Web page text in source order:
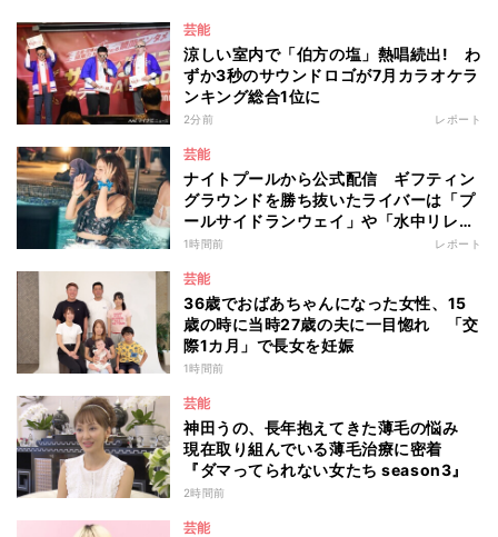
芸能
涼しい室内で「伯方の塩」熱唱続出! わ
ずか3秒のサウンドロゴが7月カラオケラ
ンキング総合1位に
2分前 レポート
芸能
ナイトプールから公式配信 ギフティン
グラウンドを勝ち抜いたライバーは「プ
ールサイドランウェイ」や「水中リレ
ー」にも参加 『イチナナイト★プー
1時間前 レポート
芸能
36歳でおばあちゃんになった女性、15
歳の時に当時27歳の夫に一目惚れ 「交
際1カ月」で長女を妊娠
1時間前
芸能
神田うの、長年抱えてきた薄毛の悩み
現在取り組んでいる薄毛治療に密着
『ダマってられない女たち season3』
2時間前
芸能